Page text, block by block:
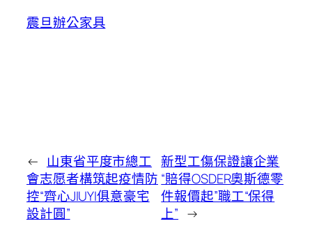
震旦辦公家具
← 山東省平度市總工
會志愿者構筑起疫情防
控“齊心JIUYI俱意豪宅
設計圓”
新型工傷保證讓企業
“賠得OSDER奧斯德零
件報價起”職工“保得
上” →